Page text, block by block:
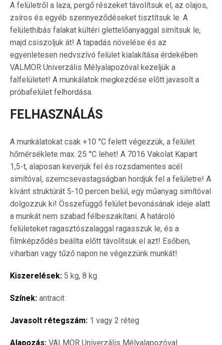
A felületről a laza, pergő részeket távolítsuk el, az olajos,
zsíros és egyéb szennyeződéseket tisztítsuk le. A
felülethibás falakat kültéri glettelőanyaggal simítsuk le,
majd csiszoljuk át! A tapadás növelése és az
egyenletesen nedvszívó felület kialakítása érdekében
VALMOR Univerzális Mélyalapozóval kezeljük a
falfelületet! A munkálatok megkezdése előtt javasolt a
próbafelület felhordása.
FELHASZNÁLÁS
A munkálatokat csak +10 °C felett végezzük, a felület
hőmérséklete max. 25 °C lehet! A 7016 Vakolat Kapart
1,5-t, alaposan keverjük fel és rozsdamentes acél
simítóval, szemcsevastagságban hordjuk fel a felületre! A
kívánt struktúrát 5-10 percen belül, egy műanyag simítóval
dolgozzuk ki! Összefüggő felület bevonásának ideje alatt
a munkát nem szabad félbeszakítani. A határoló
felületeket ragasztószalaggal ragasszuk le, és a
filmképződés beállta előtt távolítsuk el azt! Esőben,
viharban vagy tűző napon ne végezzünk munkát!
Kiszerelések: 5 kg, 8 kg
Színek: antracit
Javasolt rétegszám: 1 vagy 2 réteg
Alapozás: VALMOR Univerzális Mélyalapozóval